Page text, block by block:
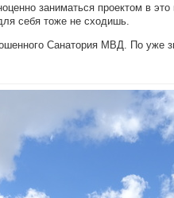
заниматься проектом в
себя тоже не сходишь.
Санатория МВД. По уже